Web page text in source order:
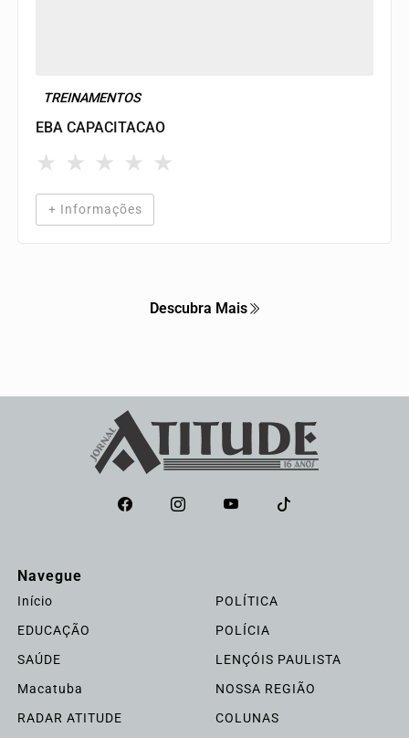
TREINAMENTOS
EBA CAPACITACAO
★ ★ ★ ★ ★
+ Informações
Descubra Mais
Navegue
Início
POLÍTICA
EDUCAÇÃO
POLÍCIA
SAÚDE
LENÇÓIS PAULISTA
Macatuba
NOSSA REGIÃO
RADAR ATITUDE
COLUNAS